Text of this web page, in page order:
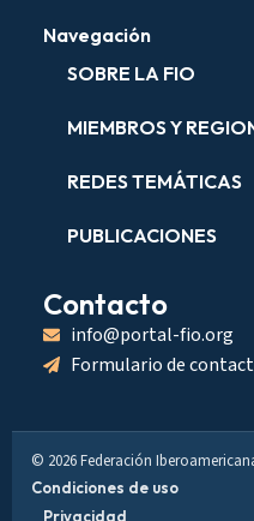
Navegación
SOBRE LA FIO
MIEMBROS Y
REDES TEMÁTICAS
PUBLICACIONES
Contacto
info@portal-fio.org
Formulario de
© 2026 Federación
Condiciones de uso
Privacidad